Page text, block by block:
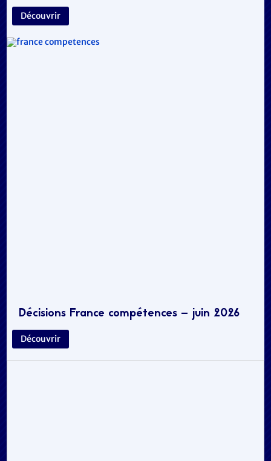
Découvrir
Décisions France compétences – juin 2026
Découvrir